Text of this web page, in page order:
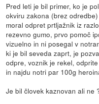
Pred leti je bil primer, ko je
okviru zakona (brez
moral odpret prtljažnik iz
rezevno gumo, prvo pomoč
vizuelno in ni posegal v
ki je bil seveda zaprt, je
odpre, voznik je rekel,
in najdu notri par 100g
Je bil človek kaznovan ali ne